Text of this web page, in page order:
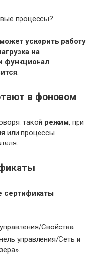
процессы?
может ускорить работу
на
функционал
.
в фоновом
такой режим, при
или процессы
сертификаты
Свойства
управления/Сеть и